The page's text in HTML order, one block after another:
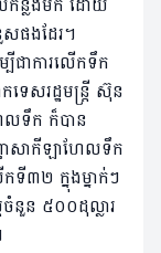
សផងដែរ។
ជាការលើកទឹក
េសរដ្ឋមន្ត្រី ស៊ុន
លទឹក ក៏បាន
ាសាកីឡាហែលទឹក
ទី៣២ ក្នុងម្នាក់ៗ
ចំនួន ៥០០ដុល្លារ